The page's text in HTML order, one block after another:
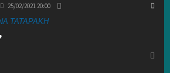
25/02/2021 20:00
ΤΑΤΑΡΑΚΗ